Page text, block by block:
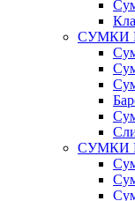
СУМКИ
СУМКИ